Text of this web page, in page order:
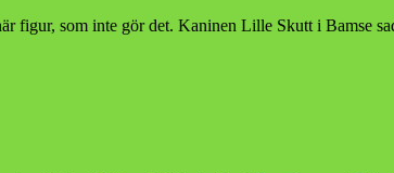
figur, som inte gör det. Kaninen Lille Skutt i Bamse